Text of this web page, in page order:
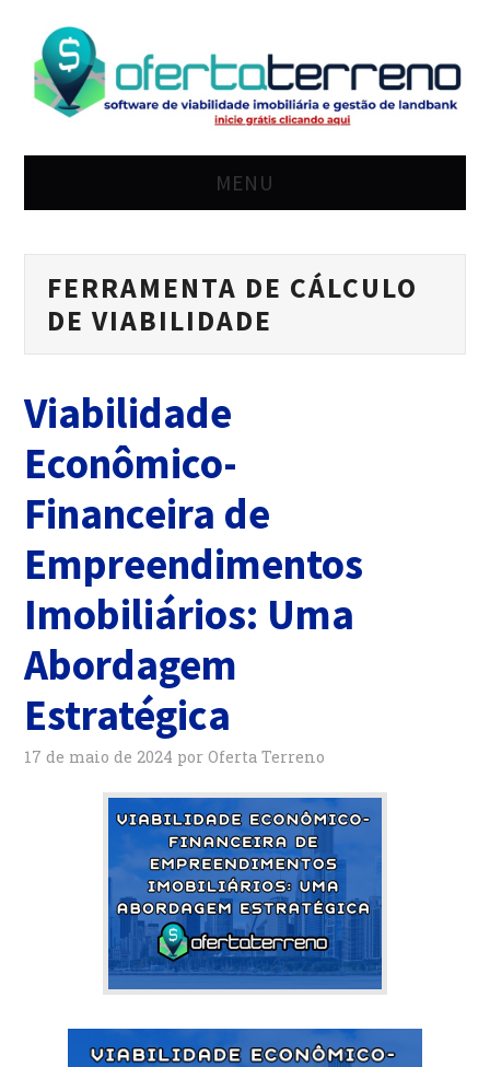
MENU
SOLUÇÃO
PREÇO
BLOG
LOGIN
FERRAMENTA DE CÁLCULO
DE VIABILIDADE
Viabilidade
Econômico-
Financeira de
Empreendimentos
Imobiliários: Uma
Abordagem
Estratégica
17 de maio de 2024 porOferta Terreno